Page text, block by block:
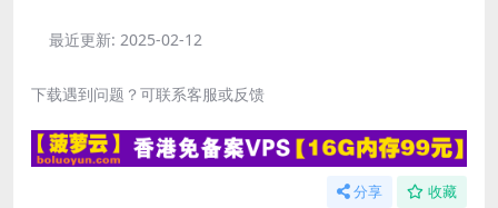
最近更新: 2025-02-12
下载遇到问题？可联系客服或反馈
分享 收藏